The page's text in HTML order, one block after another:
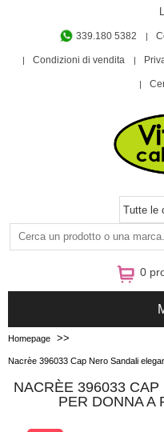
339.180 5382
Condizioni di vendita
0
Homepage >>
Nacrèe 396033 Cap Nero Sandali
NACRÈE 396033
PER DONNA A